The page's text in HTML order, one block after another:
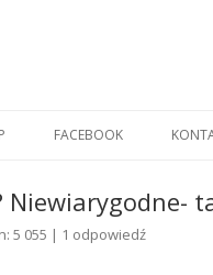
FACEBOOK
Niewiarygodne-
5 055 | 1 odpowiedź